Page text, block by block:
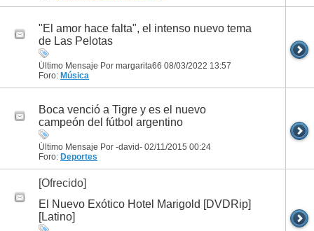
"El amor hace falta", el intenso nuevo tema
de Las Pelotas
Último Mensaje Por margarita66 08/03/2022 13:57
Foro: Música
Boca venció a Tigre y es el nuevo
campeón del fútbol argentino
Último Mensaje Por -david- 02/11/2015 00:24
Foro: Deportes
[Ofrecido]
El Nuevo Exótico Hotel Marigold [DVDRip]
[Latino]